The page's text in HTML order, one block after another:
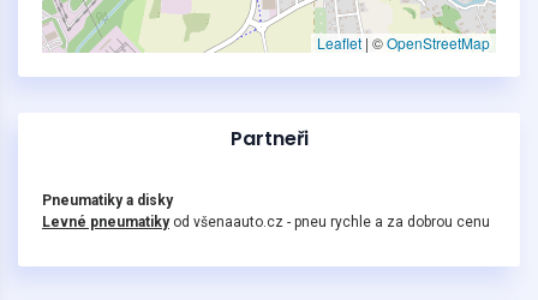
Leaflet | ©OpenStreetMap
Partneři
Pneumatiky a disky
Levné pneumatikyod všenaauto.cz - pneu rychle a za dobrou cenu